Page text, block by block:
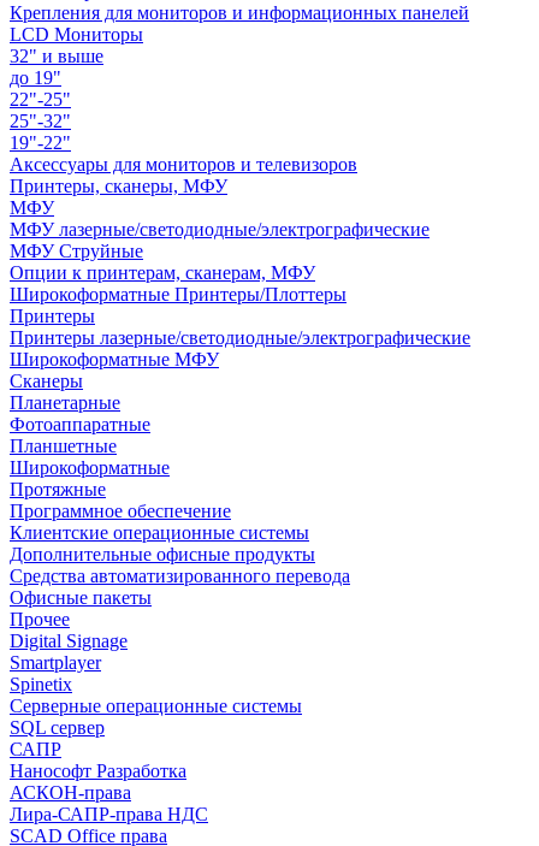
Крепления для мониторов и информационных панелей
LCD Мониторы
32" и выше
до 19"
22"-25"
25"-32"
19"-22"
Аксессуары для мониторов и телевизоров
Принтеры, сканеры, МФУ
МФУ
МФУ лазерные/светодиодные/электрографические
МФУ Струйные
Опции к принтерам, сканерам, МФУ
Широкоформатные Принтеры/Плоттеры
Принтеры
Принтеры лазерные/светодиодные/электрографические
Широкоформатные МФУ
Сканеры
Планетарные
Фотоаппаратные
Планшетные
Широкоформатные
Протяжные
Программное обеспечение
Клиентские операционные системы
Дополнительные офисные продукты
Средства автоматизированного перевода
Офисные пакеты
Прочее
Digital Signage
Smartplayer
Spinetix
Серверные операционные системы
SQL сервер
САПР
Нанософт Разработка
АСКОН-права
Лира-САПР-права НДС
SCAD Office права